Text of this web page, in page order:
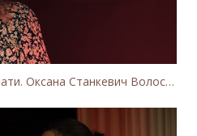
Жінки, які захищають Карпати. Оксана Станкевич Волосянчук про вітряки на високогір'ї Карпат